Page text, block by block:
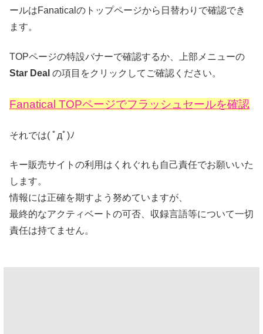
ールはFanaticalのトップページから日替わりで確認でき
ます。
TOPページの特設バナーで確認するか、上部メニューの
Star Deal の項目をクリックしてご確認ください。
Fanatical TOPページでフラッシュセールを確認
それでは( ﾟдﾟ)ﾉ
キー販売サイトの利用はくれぐれも自己責任でお願いいた
します。
情報には正確を期すよう努めていますが、
最終的なアクティベートの可否、収録言語等について一切
責任は持てません。